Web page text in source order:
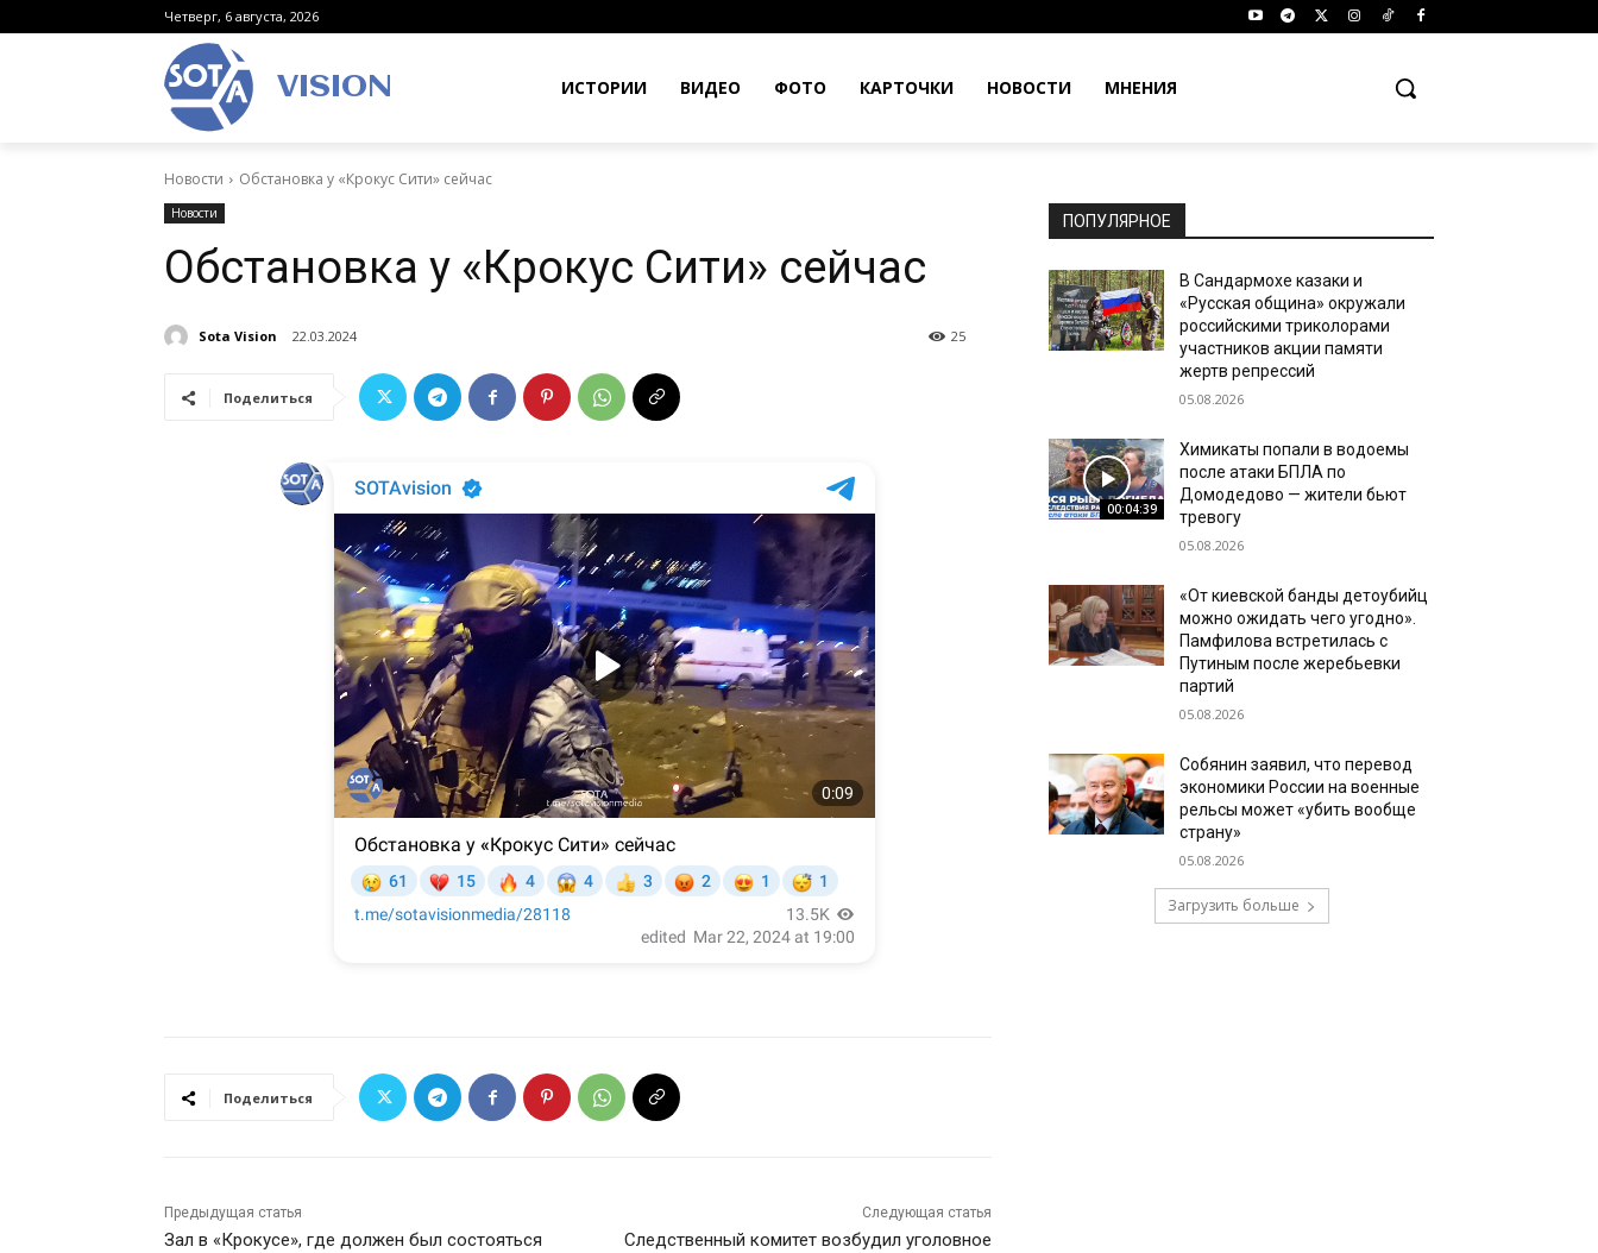
Четверг, 6 августа, 2026
VISION ИСТОРИИ ВИДЕО ФОТО КАРТОЧКИ НОВОСТИ МНЕНИЯ
Новости Обстановка у «Крокус Сити» сейчас
Новости
Обстановка у «Крокус Сити» сейчас
Sota Vision 22.03.2024 25
Поделиться
Поделиться
Предыдущая статья
Зал в «Крокусе», где должен был состояться
Следующая статья
Следственный комитет возбудил уголовное
ПОПУЛЯРНОЕ
В Сандармохе казаки и
«Русская община» окружали
российскими триколорами
участников акции памяти
жертв репрессий
05.08.2026
00:04:39
Химикаты попали в водоемы
после атаки БПЛА по
Домодедово — жители бьют
тревогу
05.08.2026
«От киевской банды детоубийц
можно ожидать чего угодно».
Памфилова встретилась с
Путиным после жеребьевки
партий
05.08.2026
Собянин заявил, что перевод
экономики России на военные
рельсы может «убить вообще
страну»
05.08.2026
Загрузить больше